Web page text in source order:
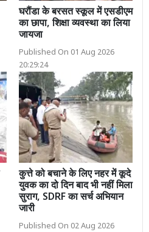
घरौंडा के बरसत स्कूल में एसडीएम
का छापा, शिक्षा व्यवस्था का लिया
जायजा
Published On 01 Aug 2026
20:29:24
कुत्ते को बचाने के लिए नहर में कूदे
युवक का दो दिन बाद भी नहीं मिला
सुराग, SDRF का सर्च अभियान
जारी
Published On 02 Aug 2026